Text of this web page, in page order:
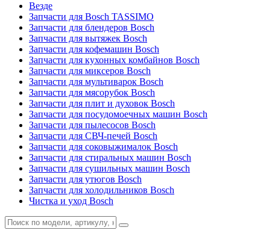
Везде
Запчасти для Bosch TASSIMO
Запчасти для блендеров Bosch
Запчасти для вытяжек Bosch
Запчасти для кофемашин Bosch
Запчасти для кухонных комбайнов Bosch
Запчасти для миксеров Bosch
Запчасти для мультиварок Bosch
Запчасти для мясорубок Bosch
Запчасти для плит и духовок Bosch
Запчасти для посудомоечных машин Bosch
Запчасти для пылесосов Bosch
Запчасти для СВЧ-печей Bosch
Запчасти для соковыжималок Bosch
Запчасти для стиральных машин Bosch
Запчасти для сушильных машин Bosch
Запчасти для утюгов Bosch
Запчасти для холодильников Bosch
Чистка и уход Bosch